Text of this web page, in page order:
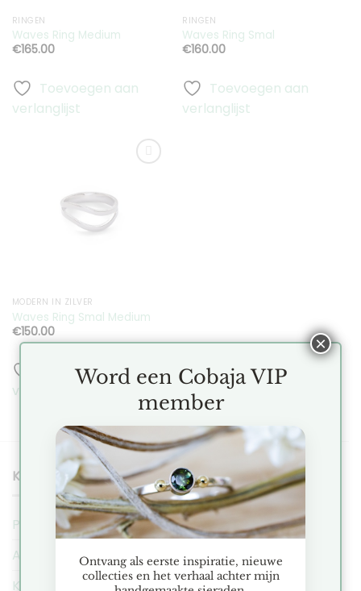
RINGEN
Waves Ring Medium
€165.00
Toevoegen aan
verlanglijst
RINGEN
Waves Ring Smal
€160.00
Toevoegen aan
verlanglijst
Toevoegen
verlanglijst
MODERN IN ZILVER
Waves Ring Smal Medium
€150.00
Toevoegen aan
verlanglijst
KLANTENSERVICE
Privacy Regeling
Algemene Voorwaarden
Klachten
Word een Cobaja VIP
member
Ontvang als eerste inspiratie, nieuwe
collecties en het verhaal achter mijn
×